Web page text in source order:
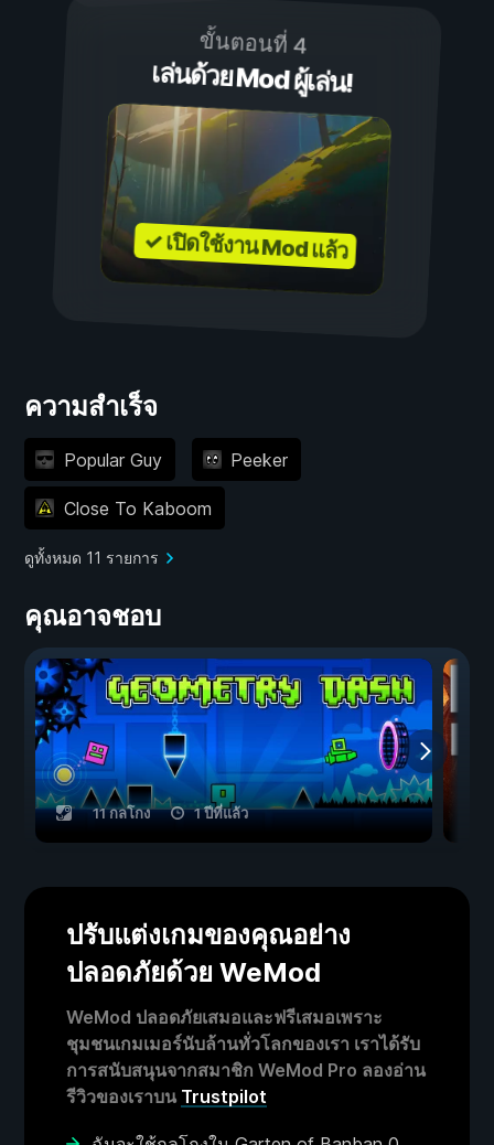
ขั้นตอนที่ 4
เล่นด้วย Mod ผู้เล่น!
✓ เปิดใช้งาน Mod แล้ว
ความสำเร็จ
Popular Guy Peeker
Close To Kaboom
ดูทั้งหมด 11 รายการ
คุณอาจชอบ
11 กลโกง 1 ปีที่แล้ว
ปรับแต่งเกมของคุณอย่าง
ปลอดภัยด้วย WeMod
WeMod ปลอดภัยเสมอและฟรีเสมอเพราะ
ชุมชนเกมเมอร์นับล้านทั่วโลกของเรา เราได้รับ
การสนับสนุนจากสมาชิก WeMod Pro ลองอ่าน
รีวิวของเราบน Trustpilot